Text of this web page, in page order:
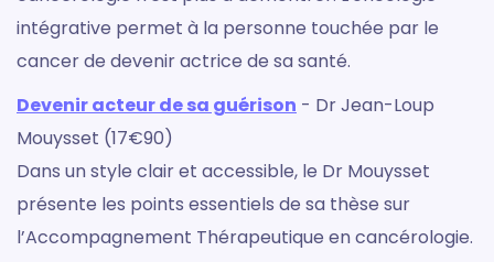
intégrative permet à la personne touchée par le
cancer de devenir actrice de sa santé.
Devenir acteur de sa guérison - Dr Jean-Loup
Mouysset (17€90)
Dans un style clair et accessible, le Dr Mouysset
présente les points essentiels de sa thèse sur
l’Accompagnement Thérapeutique en cancérologie.